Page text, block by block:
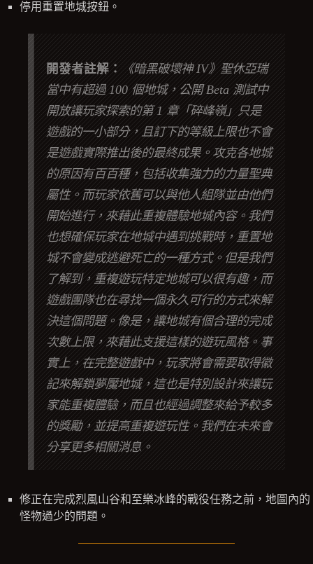
停用重置地城按鈕。
開發者註解：
《暗黑破壞神 IV》聖休亞瑞
當中有超過 100 個地城，公開 Beta 測試中
開放讓玩家探索的第 1 章「碎峰嶺」只是
遊戲的一小部分，且訂下的等級上限也不會
是遊戲實際推出後的最終成果。攻克各地城
的原因有百百種，包括收集強力的力量聖典
屬性。而玩家依舊可以與他人組隊並由他們
開始進行，來藉此重複體驗地城內容。我們
也想確保玩家在地城中遇到挑戰時，重置地
城不會變成逃避死亡的一種方式。但是我們
了解到，重複遊玩特定地城可以很有趣，而
遊戲團隊也在尋找一個永久可行的方式來解
決這個問題。像是，讓地城有個合理的完成
次數上限，來藉此支援這樣的遊玩風格。事
實上，在完整遊戲中，玩家將會需要取得徽
記來解鎖夢魘地城，這也是特別設計來讓玩
家能重複體驗，而且也經過調整來給予較多
的獎勵，並提高重複遊玩性。我們在未來會
分享更多相關消息。
修正在完成烈風山谷和至樂冰峰的戰役任務之前，地圖內的
怪物過少的問題。